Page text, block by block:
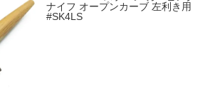
ナイフ オープンカーブ 左利き用
#SK4LS